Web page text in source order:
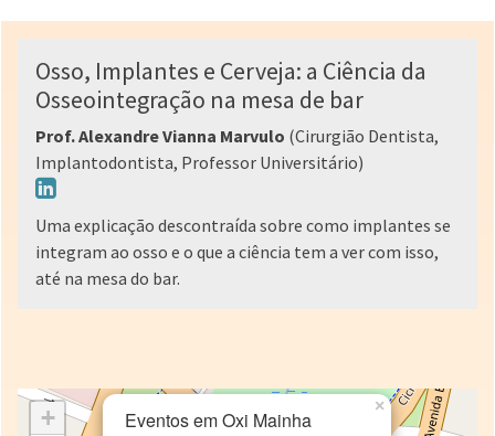
Osso, Implantes e Cerveja: a Ciência da
Osseointegração na mesa de bar
Prof. Alexandre Vianna Marvulo (Cirurgião Dentista,
Implantodontista, Professor Universitário)
Uma explicação descontraída sobre como implantes se
integram ao osso e o que a ciência tem a ver com isso,
até na mesa do bar.
Eventos em Oxi Mainha
×
+